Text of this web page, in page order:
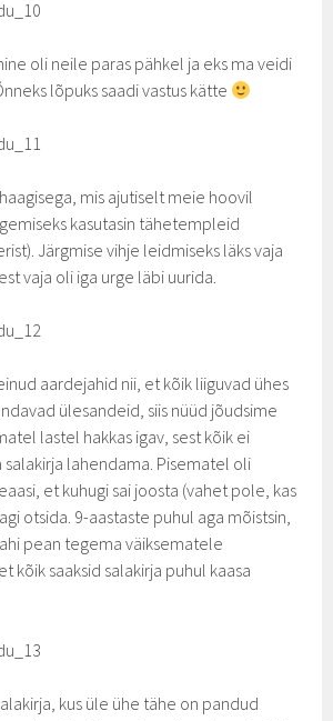
oli neile paras pähkel ja eks ma veidi
lõpuks saadi vastus kätte
mis ajutiselt meie hoovil
kasutasin tähetempleid
Järgmise vihje leidmiseks läks vaja
vaja oli iga urge läbi uurida.
aardejahid nii, et kõik liiguvad ühes
ülesandeid, siis nüüd jõudsime
lastel hakkas igav, sest kõik ei
lahendama. Pisematel oli
et kuhugi sai joosta (vahet pole, kas
otsida. 9-aastaste puhul aga mõistsin,
pean tegema väiksematele
kõik saaksid salakirja puhul kaasa
kus üle ühe tähe on pandud